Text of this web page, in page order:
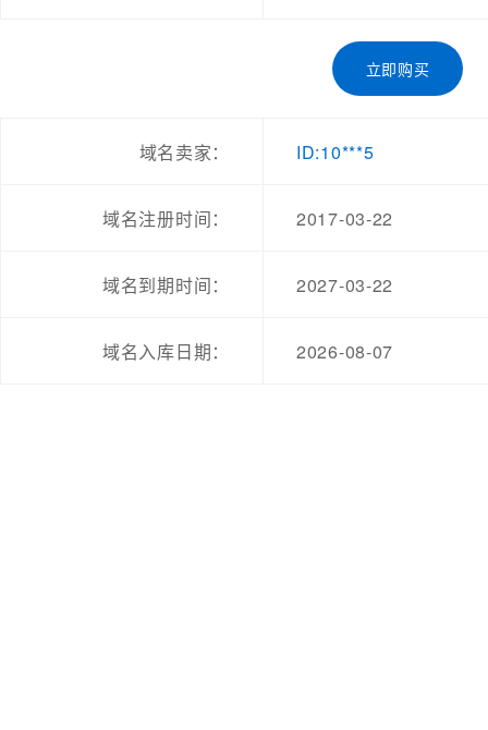
立即购买
域名卖家： ID:10***5
域名注册时间： 2017-03-22
域名到期时间： 2027-03-22
域名入库日期： 2026-08-07